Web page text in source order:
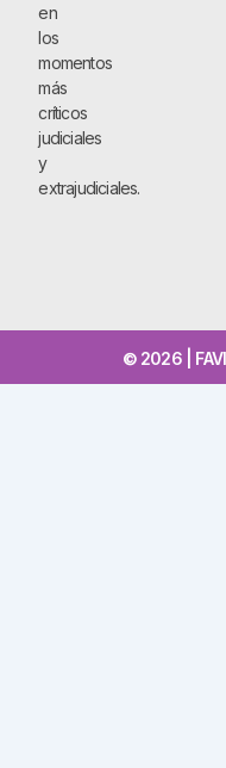
en
los
momentos
más
críticos
judiciales
y
extrajudiciales.
© 2026 |